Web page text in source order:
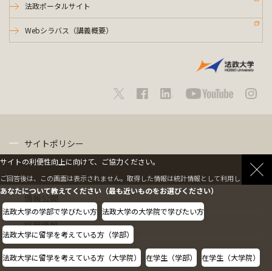
法政ポータルサイト
Webシラバス（講義概要）
サイトポリシー
情報公開
採用情報
教職員の方へ
サイトの利便性向上に向けて、ご協力ください。
ご回答後は、この画面は表示されません。取得した情報は統計情報として利用します。
あなたについて教えてください（最も近いものをお選びください）
法政大学の学部で学びたい方 法政大学の大学院で学びたい方
法政大学に留学を考えている方（学部）
法政大学に留学を考えている方（大学院） 在学生（学部） 在学生（大学院）